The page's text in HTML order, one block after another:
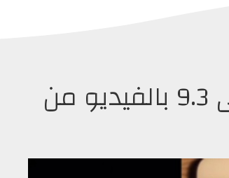
فيديو جيلبريك ios 9.2.1 إلى 9.3 بالفيديو من